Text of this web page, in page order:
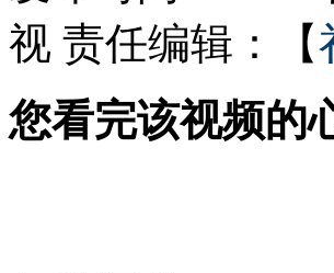
生活情报站：超市赠品问题多
视 责任编辑：【
您看完该视频的